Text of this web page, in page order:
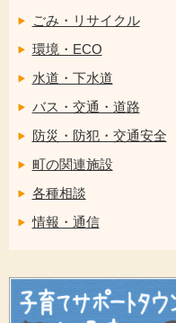
ごみ・リサイクル
環境・ECO
水道・下水道
バス・交通・道路
防災・防犯・交通安全
町の関連施設
各種相談
情報・通信